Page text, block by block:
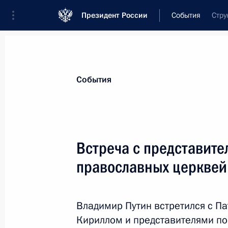
Президент России События
Новости
31 июля 2013 года, среда
и города Москвы
31 июля 2013 года, 20:30 Московская
События
Встреча с
православных церквей
Владимир Путин встретился с
Кириллом и представителями